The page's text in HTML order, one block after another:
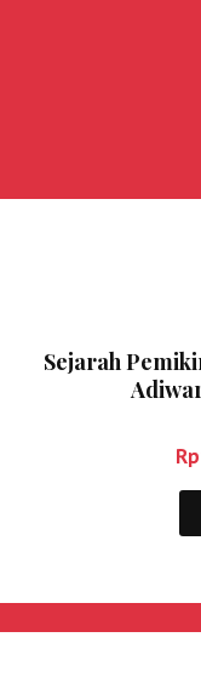
Sejarah
Rp